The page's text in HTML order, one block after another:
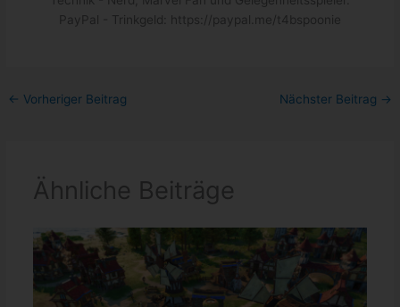
PayPal - Trinkgeld: https://paypal.me/t4bspoonie
← Vorheriger Beitrag Nächster Beitrag →
Ähnliche Beiträge